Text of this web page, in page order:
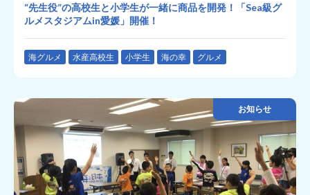
“先生役”の高校生と小学生が一緒に商品を開発！「Sea級グ
ルメスタジアムin愛媛」開催！
海グルメ 水産高校生 小学生 海の幸 グルメ
お知らせ